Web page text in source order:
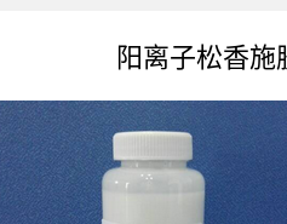
阳离子松香施